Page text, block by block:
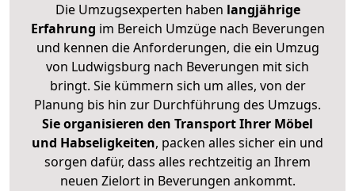
Die Umzugsexperten haben langjährige
Erfahrung im Bereich Umzüge nach Beverungen
und kennen die Anforderungen, die ein Umzug
von Ludwigsburg nach Beverungen mit sich
bringt. Sie kümmern sich um alles, von der
Planung bis hin zur Durchführung des Umzugs.
Sie organisieren den Transport Ihrer Möbel
und Habseligkeiten, packen alles sicher ein und
sorgen dafür, dass alles rechtzeitig an Ihrem
neuen Zielort in Beverungen ankommt.